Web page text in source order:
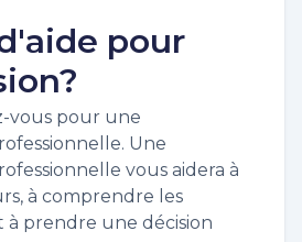
pour
vous pour une
Une
vous aidera à
à comprendre les
à prendre une décision